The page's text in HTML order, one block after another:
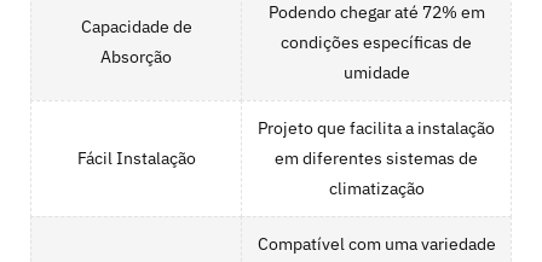
Capacidade de
Absorção
Podendo chegar até 72% em
condições específicas de
umidade
Fácil Instalação
Projeto que facilita a instalação
em diferentes sistemas de
climatização
Compatível com uma variedade